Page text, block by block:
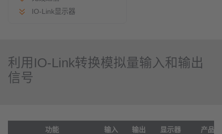
IO-Link显示器
利用IO-Link转换模拟量输入和输出
信号
功能 输入 输出 显示器 产品